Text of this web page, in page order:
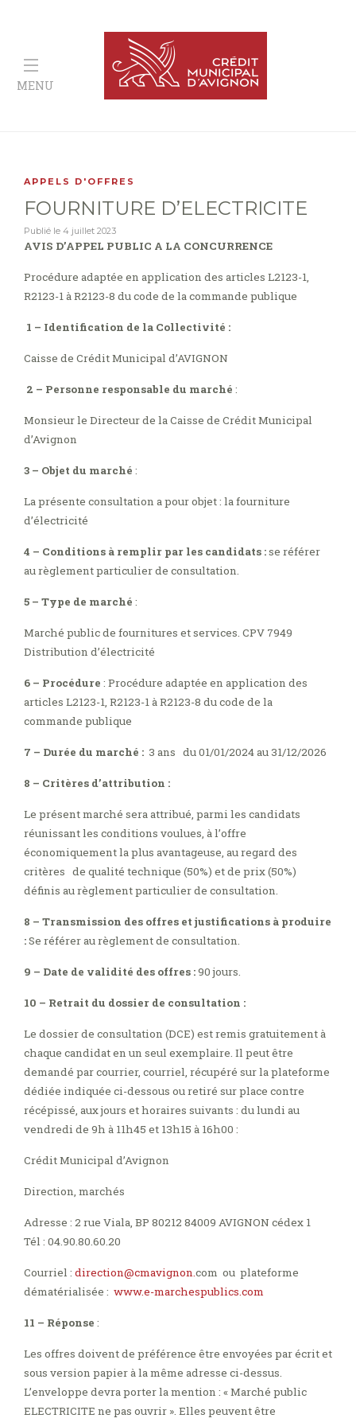
MENU
APPELS D'OFFRES
FOURNITURE D’ELECTRICITE
Publié le 4 juillet 2023
AVIS D’APPEL PUBLIC A LA CONCURRENCE
Procédure adaptée en application des articles L2123-1,
R2123-1 à R2123-8 du code de la commande publique
1 – Identification de la Collectivité :
Caisse de Crédit Municipal d’AVIGNON
2 – Personne responsable du marché :
Monsieur le Directeur de la Caisse de Crédit Municipal
d’Avignon
3 – Objet du marché :
La présente consultation a pour objet : la fourniture
d’électricité
4 – Conditions à remplir par les candidats :se référer
au règlement particulier de consultation.
5 – Type de marché :
Marché public de fournitures et services. CPV 7949
Distribution d’électricité
6 – Procédure : Procédure adaptée en application des
articles L2123-1, R2123-1 à R2123-8 du code de la
commande publique
7 – Durée du marché : 3 ans du 01/01/2024 au 31/12/2026
8 – Critères d’attribution :
Le présent marché sera attribué, parmi les candidats
réunissant les conditions voulues, à l’offre
économiquement la plus avantageuse, au regard des
critères de qualité technique (50%) et de prix (50%)
définis au règlement particulier de consultation.
8 – Transmission des offres et justifications à produire
:Se référer au règlement de consultation.
9 – Date de validité des offres :90 jours.
10 – Retrait du dossier de consultation :
Le dossier de consultation (DCE) est remis gratuitement à
chaque candidat en un seul exemplaire. Il peut être
demandé par courrier, courriel, récupéré sur la plateforme
dédiée indiquée ci-dessous ou retiré sur place contre
récépissé, aux jours et horaires suivants : du lundi au
vendredi de 9h à 11h45 et 13h15 à 16h00 :
Crédit Municipal d’Avignon
Direction, marchés
Adresse : 2 rue Viala, BP 80212 84009 AVIGNON cédex 1
Tél : 04.90.80.60.20
Courriel : direction@cmavignon.com ou plateforme
dématérialisée : www.e-marchespublics.com
11 – Réponse :
Les offres doivent de préférence être envoyées par écrit et
sous version papier à la même adresse ci-dessus.
L’enveloppe devra porter la mention : « Marché public
ELECTRICITE ne pas ouvrir ». Elles peuvent être